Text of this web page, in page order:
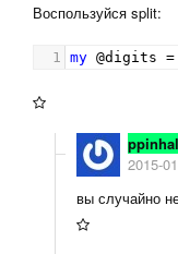
Воспользуйся split:
1 my @digits =
2015-
вы случайно